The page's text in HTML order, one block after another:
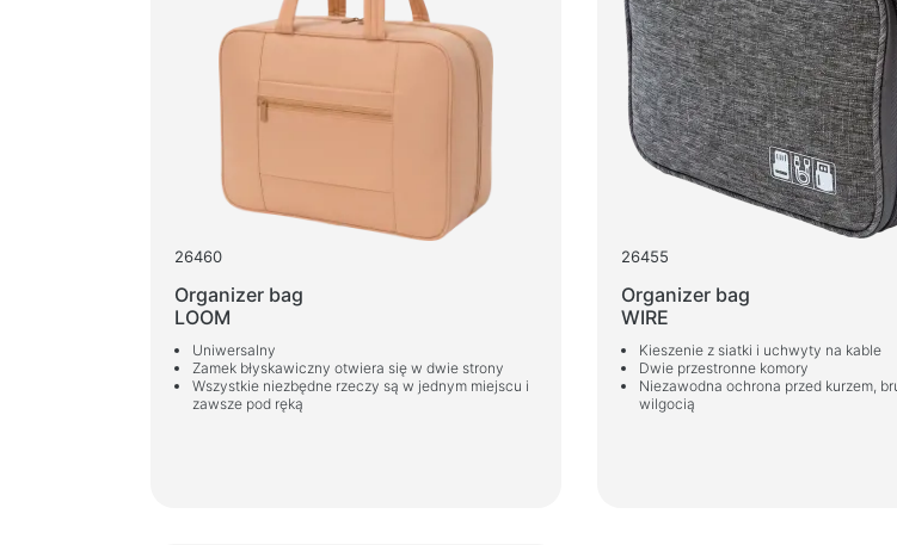
Głośniki
Głośniki 5.1
Soundbary
Głośniki 2.1
Odbiorniki radiowe
Głośniki imprezowe
Głośniki 2.0
Gramofony
Głośniki 1.0
Urządzenia do gier
Kierownice do gier
Przedłużacze zasilające
Ochronnik napięcia
Listwy zasilające
Listwy zasilające
Rozgałęźniki
Automatyczne regulatory napięcia
Baterie
Zasilacze samochodowe
Zasilacze sieciowe
26460
Organizer bag
LOOM
Uniwersalny
Zamek błyskawiczny otwiera się w dwie strony
Wszystkie niezbędne rzeczy są w jednym miejscu i
zawsze pod ręką
26455
Organizer bag
WIRE
Kieszenie z siatki i uchwyty na kable
Dwie przestronne komory
Niezawodna ochrona przed kurzem,
wilgocią